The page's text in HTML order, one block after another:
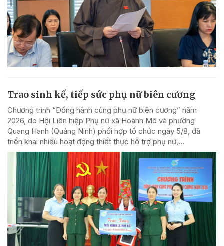
Trao sinh kế, tiếp sức phụ nữ biên cương
Chương trình “Đồng hành cùng phụ nữ biên cương” năm
2026, do Hội Liên hiệp Phụ nữ xã Hoành Mô và phường
Quang Hanh (Quảng Ninh) phối hợp tổ chức ngày 5/8, đã
triển khai nhiều hoạt động thiết thực hỗ trợ phụ nữ,...